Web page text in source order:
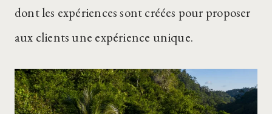
dont les expériences sont créées pour proposer
aux clients une expérience unique.